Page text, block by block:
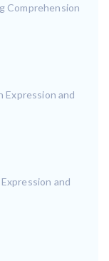
Comprehension
Expression and
and